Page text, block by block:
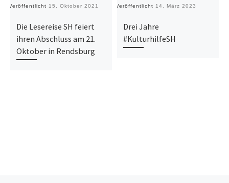
Veröffentlicht 15. Oktober 2021
Die Lesereise SH feiert
ihren Abschluss am 21.
Oktober in Rendsburg
Veröffentlicht 14. März 2023
Drei Jahre
#KulturhilfeSH